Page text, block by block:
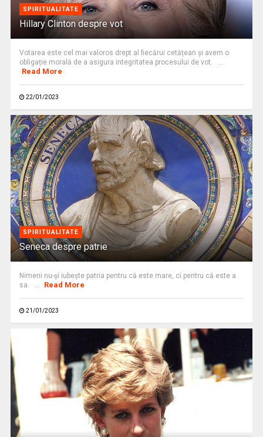
SPIRITUALITATE
Hillary Clinton despre vot
Votarea este cel mai valoros drept al fiecărui cetățean și avem o
obligație morală de a asigura integritatea procesului de vot. ...
Read More
22/01/2023
SPIRITUALITATE
Seneca despre patrie
Nimeni nu-şi iubeşte patria pentru că este mare, ci pentru că este a
sa. ...
Read More
21/01/2023